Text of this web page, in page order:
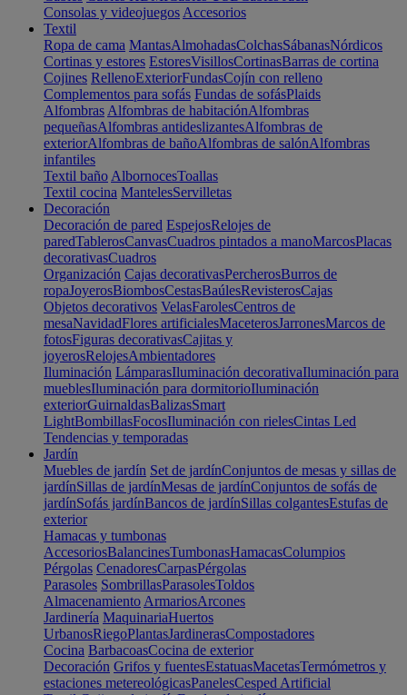
Consolas y videojuegos Accesorios
Textil
Ropa de cama MantasAlmohadasColchasSábanasNórdicos
Cortinas y estores EstoresVisillosCortinasBarras de cortina
Cojines RellenoExteriorFundasCojín con relleno
Complementos para sofás Fundas de sofásPlaids
Alfombras Alfombras de habitaciónAlfombras
pequeñasAlfombras antideslizantesAlfombras de
exteriorAlfombras de bañoAlfombras de salónAlfombras
infantiles
Textil baño AlbornocesToallas
Textil cocina MantelesServilletas
Decoración
Decoración de pared EspejosRelojes de
paredTablerosCanvasCuadros pintados a manoMarcosPlacas
decorativasCuadros
Organización Cajas decorativasPercherosBurros de
ropaJoyerosBiombosCestasBaúlesRevisterosCajas
Objetos decorativos VelasFarolesCentros de
mesaNavidadFlores artificialesMaceterosJarronesMarcos de
fotosFiguras decorativasCajitas y
joyerosRelojesAmbientadores
Iluminación LámparasIluminación decorativaIluminación para
mueblesIluminación para dormitorioIluminación
exteriorGuirnaldasBalizasSmart
LightBombillasFocosIluminación con rielesCintas Led
Tendencias y temporadas
Jardín
Muebles de jardín Set de jardínConjuntos de mesas y sillas de
jardínSillas de jardínMesas de jardínConjuntos de sofás de
jardínSofás jardínBancos de jardínSillas colgantesEstufas de
exterior
Hamacas y tumbonas
AccesoriosBalancinesTumbonasHamacasColumpios
Pérgolas CenadoresCarpasPérgolas
Parasoles SombrillasParasolesToldos
Almacenamiento ArmariosArcones
Jardinería MaquinariaHuertos
UrbanosRiegoPlantasJardinerasCompostadores
Cocina BarbacoasCocina de exterior
Decoración Grifos y fuentesEstatuasMacetasTermómetros y
estaciones metereológicasPanelesCesped Artificial